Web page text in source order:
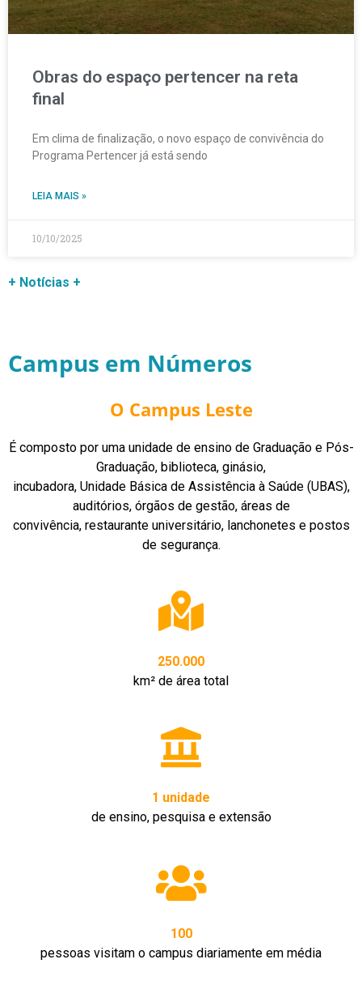
Obras do espaço pertencer na reta
final
Em clima de finalização, o novo espaço de convivência do
Programa Pertencer já está sendo
LEIA MAIS »
10/10/2025
+ Notícias +
Campus em Números
O Campus Leste
É composto por uma unidade de ensino de Graduação e Pós-
Graduação, biblioteca, ginásio,
incubadora, Unidade Básica de Assistência à Saúde (UBAS),
auditórios, órgãos de gestão, áreas de
convivência, restaurante universitário, lanchonetes e postos
de segurança.
250.000
km² de área total
1 unidade
de ensino, pesquisa e extensão
100
pessoas visitam o campus diariamente em média